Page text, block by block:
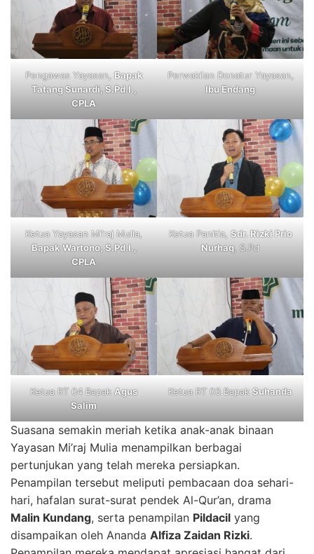
Pengawas Yayasan, Bapak
Tatang Sunardi, S.Pd.I.,
CPLA
Perwakilan Donatur Yayasan,
Ibu Endang
Ketua Yayasan Mi’raj Mulia,
Bapak Wartono, S.Pd.I.,
CPLA
Ketua Panitia, Sdr. Rizki Prio
Nurhaq, S.Pd
Ketua RT 04 BapakAgus
Salim
Ketua RT 03 BapakSuhanda
Suasana semakin meriah ketika anak-anak binaan
Yayasan Mi’raj Mulia menampilkan berbagai
pertunjukan yang telah mereka persiapkan.
Penampilan tersebut meliputi pembacaan doa sehari-
hari, hafalan surat-surat pendek Al-Qur’an, drama
Malin Kundang, serta penampilan Pildacil yang
disampaikan oleh Ananda Alfiza Zaidan Rizki.